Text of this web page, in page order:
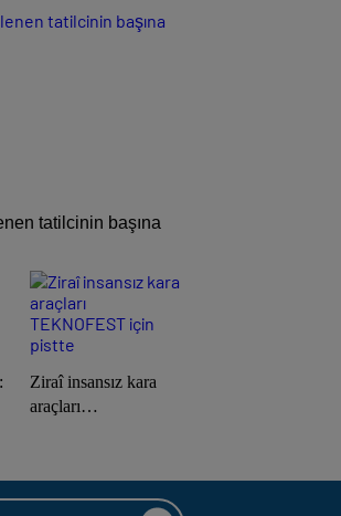
tatilcinin başına
Ziraî insansız kara
araçları